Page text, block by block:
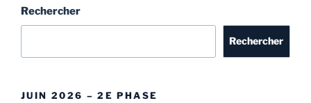
Rechercher
Rechercher
JUIN 2026 – 2E PHASE